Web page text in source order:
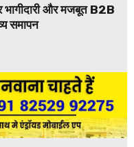
और मजबूत B2B
समापन